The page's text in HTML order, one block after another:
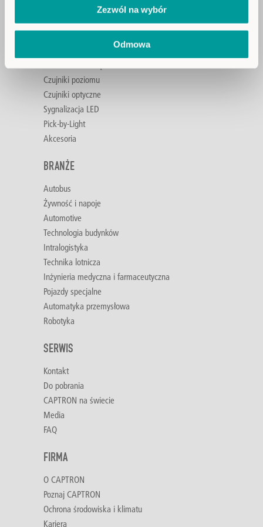
Zezwól na wybór
Odmowa
PRODUKTY
Przyciski pojemnościowe SENSORswitches
Czujniki poziomu
Czujniki optyczne
Sygnalizacja LED
Pick-by-Light
Akcesoria
BRANŻE
Autobus
Żywność i napoje
Automotive
Technologia budynków
Intralogistyka
Technika lotnicza
Inżynieria medyczna i farmaceutyczna
Pojazdy specjalne
Automatyka przemysłowa
Robotyka
SERWIS
Kontakt
Do pobrania
CAPTRON na świecie
Media
FAQ
FIRMA
O CAPTRON
Poznaj CAPTRON
Ochrona środowiska i klimatu
Kariera